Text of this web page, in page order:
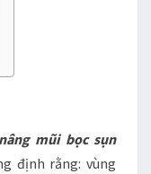
nâng mũi bọc sụn
định rằng: vùng